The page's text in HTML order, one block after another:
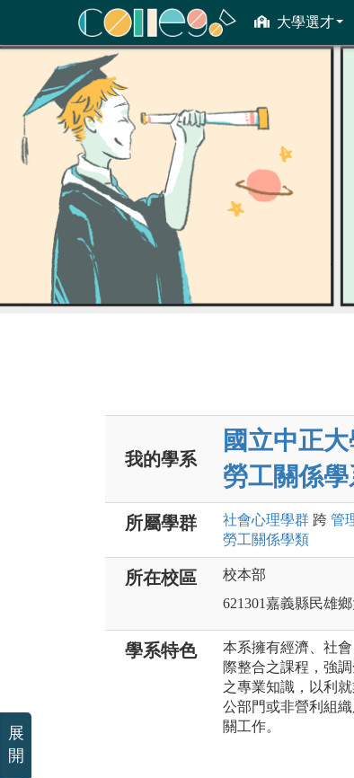
大學選才
ColleGo! 大學選才與高中育才輔助系統
我的學系
國立中正
勞工關係學
所屬學群 社會心理學群 跨 管
勞工關係學類
所在校區
校本部
621301嘉義縣民雄
學系特色
本系擁有經濟、社
際整合之課程，強
之專業知識，以利
公部門或非營利組
關工作。
展
開